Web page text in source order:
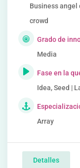
Business angel
crowd
Grado de
Media
Fase en la
Idea, Seed |
Array
Detalles